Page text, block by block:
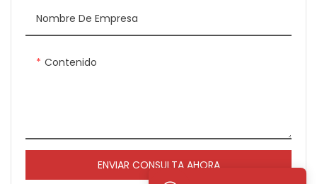
Nombre De Empresa
Contenido
ENVIAR CONSULTA AHORA